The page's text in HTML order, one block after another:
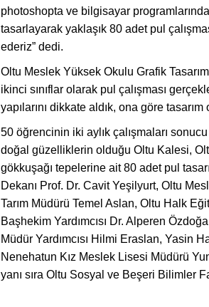
photoshopta ve bilgisayar
tasarlayarak yaklaşık 80 adet pul
ederiz” dedi.
Oltu Meslek Yüksek Okulu Grafik
ikinci sınıflar olarak pul çalışması
yapılarını dikkate aldık, ona göre
50 öğrencinin iki aylık çalışmaları
doğal güzelliklerin olduğu Oltu Kalesi,
gökkuşağı tepelerine ait 80 adet pul
Dekanı Prof. Dr. Cavit Yeşilyurt, Oltu
Tarım Müdürü Temel Aslan, Oltu Halk
Başhekim Yardımcısı Dr. Alperen
Müdür Yardımcısı Hilmi Eraslan, Yasin
Nenehatun Kız Meslek Lisesi Müdürü
yanı sıra Oltu Sosyal ve Beşeri Bilimler